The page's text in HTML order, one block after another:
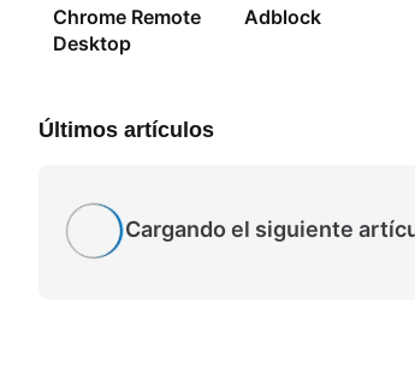
Chrome Remote
Desktop
Adblock
Últimos artículos
Cargando el siguiente